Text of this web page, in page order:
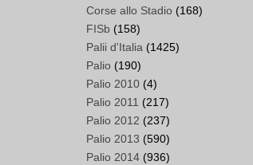
Corse allo Stadio (168)
FISb (158)
Palii d'Italia (1425)
Palio (190)
Palio 2010 (4)
Palio 2011 (217)
Palio 2012 (237)
Palio 2013 (590)
Palio 2014 (936)